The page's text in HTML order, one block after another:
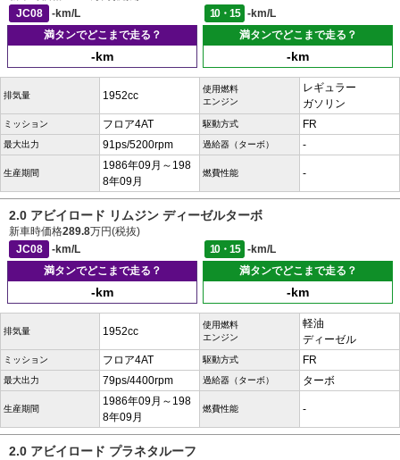
JC08
-km/L 10・15
-km/L
満タンでどこまで走る？
-km
満タンでどこまで走る？
-km
排気量 1952cc
使用燃料
エンジン
レギュラー
ガソリン
ミッション フロア4AT 駆動方式 FR
最大出力 91ps/5200rpm 過給器（ターボ） -
生産期間
1986年09月～198
8年09月
燃費性能 -
2.0 アビイロード リムジン ディーゼルターボ
新車時価格289.8万円(税抜)
JC08
-km/L 10・15
-km/L
満タンでどこまで走る？
-km
満タンでどこまで走る？
-km
排気量 1952cc
使用燃料
エンジン
軽油
ディーゼル
ミッション フロア4AT 駆動方式 FR
最大出力 79ps/4400rpm 過給器（ターボ） ターボ
生産期間
1986年09月～198
8年09月
燃費性能 -
2.0 アビイロード プラネタルーフ